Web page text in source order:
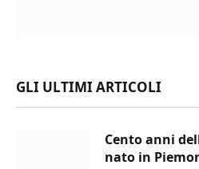
GLI ULTIMI ARTICOLI
Cento anni
nato in